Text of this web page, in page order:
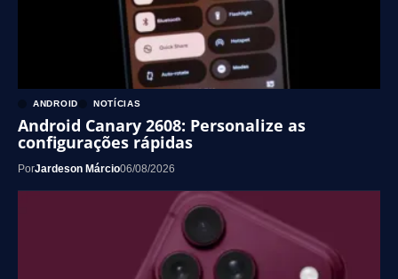
ANDROID NOTÍCIAS
Android Canary 2608: Personalize as
configurações rápidas
PorJardeson Márcio06/08/2026